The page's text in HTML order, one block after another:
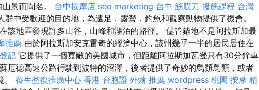
景而聞名。 台中按摩店 seo marketing 台中 筋膜刀 撥筋課程 台灣
中受歡迎的目的地，為遠足，露營，釣魚和觀察動物提供了機會。
該地區發現許多山谷，山峰和湖泊的路徑。 儘管錨地不是阿拉斯加最
推薦 由於阿拉斯加安克雷奇的經濟中心，該州幾乎一半的居民居住在
記 它提供了一個寬敞的美國城市，但距離阿拉斯加瓦登只有30分鐘車
厄德高速公路行駛到波特的沼澤，後者提供了奇妙的鳥類鳥類，或者
。 養生整復推廣中心 香港 台胞證 外燴 推薦 wordpress 桃園 按摩 精